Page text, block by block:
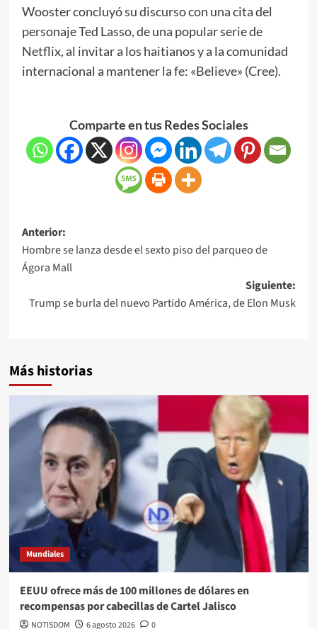
Wooster concluyó su discurso con una cita del
personaje Ted Lasso, de una popular serie de
Netflix, al invitar a los haitianos y a la comunidad
internacional a mantener la fe: «Believe» (Cree).
Comparte en tus Redes Sociales
Anterior:
Hombre se lanza desde el sexto piso del parqueo de
Ágora Mall
Siguiente:
Trump se burla del nuevo Partido América, de Elon Musk
Más historias
Mundiales
EEUU ofrece más de 100 millones de dólares en
recompensas por cabecillas de Cartel Jalisco
NOTISDOM 6 agosto 2026 0